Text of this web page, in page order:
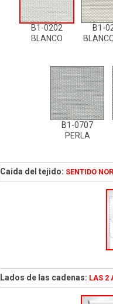
B1-0202
BLANCO
B1-
B1-0707
PERLA
Caida del tejido: SENTIDO
Lados de las cadenas: LAS 2